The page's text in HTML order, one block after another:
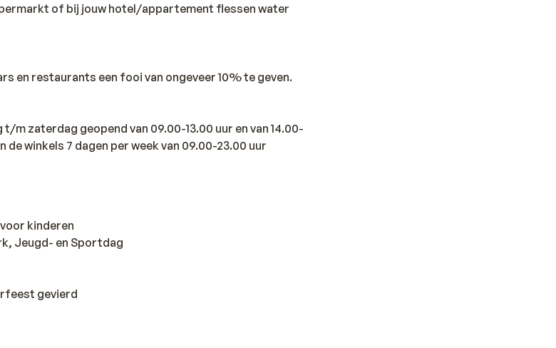
of bij jouw hotel/appartement flessen water
en restaurants een fooi van ongeveer 10% te geven.
t/m zaterdag geopend van 09.00-13.00 uur en van 14.00-
de winkels 7 dagen per week van 09.00-23.00 uur
kinderen
Jeugd- en Sportdag
gevierd